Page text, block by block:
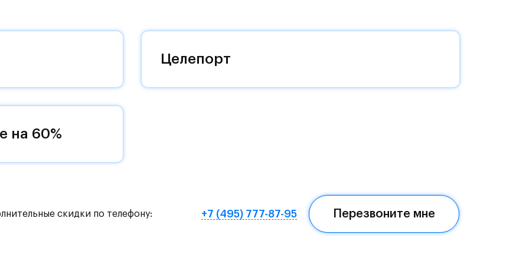
престижный статус западного
«своей» территорией, куда хочется
на Красногорское и Рублево-Успенское шоссе.
метро МЦД «Одинцово».
на «Северный обход Одинцово».
Целепорт
на 60%
скидки по телефону: +7 (495) 777-87-95 Перезвоните мне